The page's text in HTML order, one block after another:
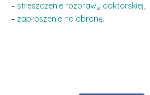
– streszczenie rozprawy doktorskiej,
–zaproszenie na obronę.